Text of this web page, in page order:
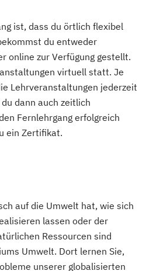
Sicherheit
Antriebe
Biomasse
-management
Game Design
Systeme
Strafrecht
in
- Epochen
Governance
Management
Informatik
im europäischen
ist, dass du örtlich flexibel
du entweder
online zur Verfügung gestellt.
virtuell statt. Je
Lehrveranstaltungen jederzeit
dann auch zeitlich
Fernlehrgang erfolgreich
ein Zertifikat.
auf die Umwelt hat, wie sich
lassen oder der
Ressourcen sind
Umwelt. Dort lernen Sie,
unserer globalisierten